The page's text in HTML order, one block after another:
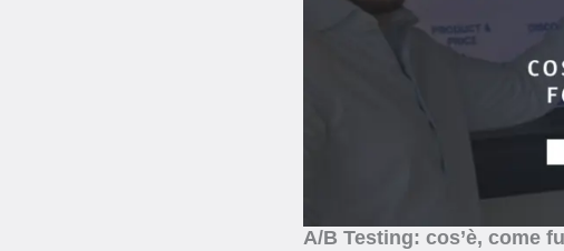
A/B Testing: cos’è, come